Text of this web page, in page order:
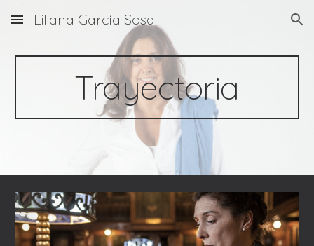
Skip to main content Skip to navigation
Liliana García Sosa
Trayectoria